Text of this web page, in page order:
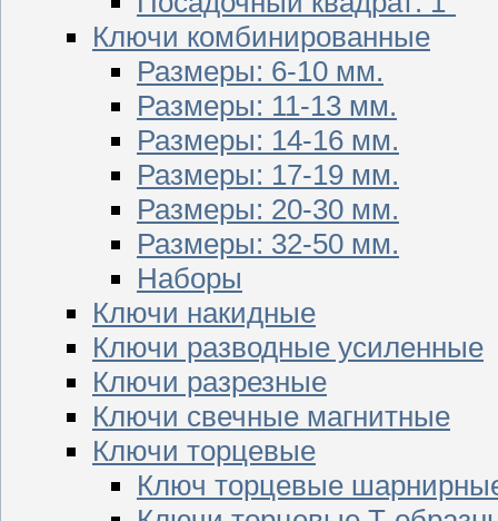
Ключи комбинированные
Размеры: 6-10 мм.
Размеры: 11-13 мм.
Размеры: 14-16 мм.
Размеры: 17-19 мм.
Размеры: 20-30 мм.
Размеры: 32-50 мм.
Наборы
Ключи накидные
Ключи разводные усиленные
Ключи разрезные
Ключи свечные магнитные
Ключи торцевые
Ключ торцевые